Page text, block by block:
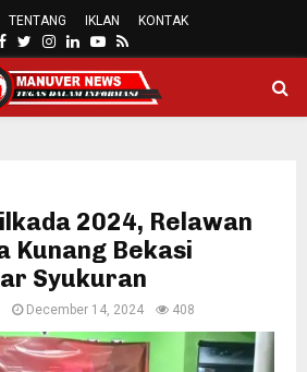
TENTANG IKLAN KONTAK
FACEBOOK
TWITTER
INSTAGRAM
LINKEDINYOUTUBE
RSS
2024, Relawan
Kunang Bekasi
Syukuran
December 14, 2024 408